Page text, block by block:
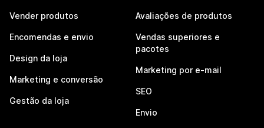
Vender produtos
Encomendas e envio
Design da loja
Marketing e conversão
Gestão da loja
Avaliações de produtos
Vendas superiores e
pacotes
Marketing por e-mail
SEO
Envio